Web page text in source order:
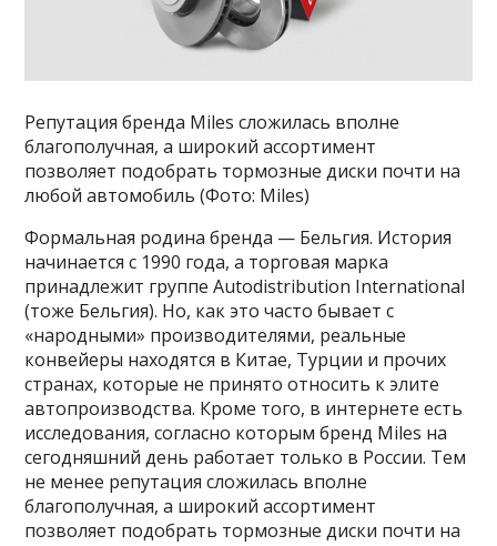
Репутация бренда Miles сложилась вполне
благополучная, а широкий ассортимент
позволяет подобрать тормозные диски почти на
любой автомобиль (Фото: Miles)
Формальная родина бренда — Бельгия. История
начинается с 1990 года, а торговая марка
принадлежит группе Autodistribution International
(тоже Бельгия). Но, как это часто бывает с
«народными» производителями, реальные
конвейеры находятся в Китае, Турции и прочих
странах, которые не принято относить к элите
автопроизводства. Кроме того, в интернете есть
исследования, согласно которым бренд Miles на
сегодняшний день работает только в России. Тем
не менее репутация сложилась вполне
благополучная, а широкий ассортимент
позволяет подобрать тормозные диски почти на